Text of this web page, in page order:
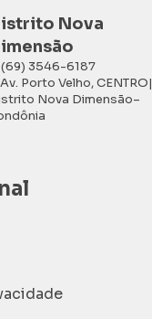
Nova
3546-6187
Porto Velho, CENTRO|
Nova Dimensão–